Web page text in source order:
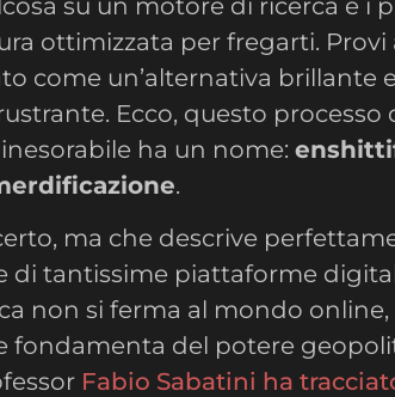
ottimizzata per fregarti. Provi
come un’alternativa brillante
Ecco, questo processo
ha un nome:
.
ma che descrive
di tantissime piattaforme
non si ferma al mondo online,
fondamenta del potere
Fabio Sabatini ha